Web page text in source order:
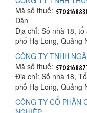
Mã số thuế:
Dân
Địa chỉ: Số nhà 18,
phố Hạ Long, Quảng
CÔNG TY TNHH
Mã số thuế:
Địa chỉ: Số nhà 18,
phố Hạ Long, Quảng
CÔNG TY CỔ PHẦN